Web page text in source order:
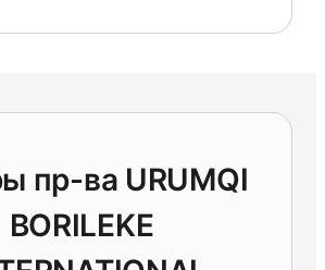
пр-ва URUMQI
BORILEKE